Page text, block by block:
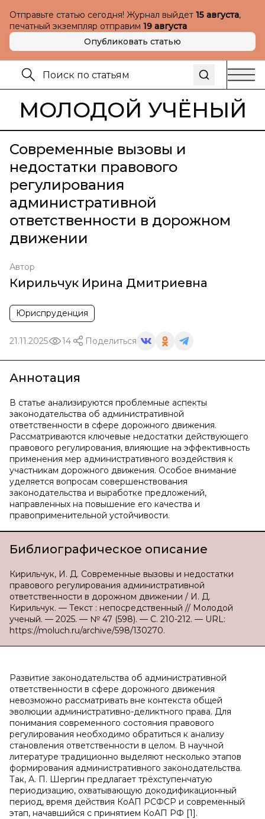
Отправьте статью сегодня! Журнал выйдет 15 августа,
печатный экземпляр отправим 19 августа
Опубликовать статью
МОЛОДОЙ УЧЁНЫЙ
Современные вызовы и
недостатки правового
регулирования
административной
ответственности в дорожном
движении
Автор
Кирильчук Ирина Дмитриевна
Юриспруденция
21.11.2025 14 Поделиться
Аннотация
В статье анализируются проблемные аспекты
законодательства об административной
ответственности в сфере дорожного движения.
Рассматриваются ключевые недостатки действующего
правового регулирования, влияющие на эффективность
применения мер административного воздействия к
участникам дорожного движения. Особое внимание
уделяется вопросам совершенствования
законодательства и выработке предложений,
направленных на повышение его качества и
правоприменительной устойчивости.
Библиографическое описание
Кирильчук, И. Д. Современные вызовы и недостатки
правового регулирования административной
ответственности в дорожном движении / И. Д.
Кирильчук. — Текст : непосредственный // Молодой
ученый. — 2025. — № 47 (598). — С. 210-212. — URL:
https://moluch.ru/archive/598/130270.
Развитие законодательства об административной
ответственности в сфере дорожного движения
невозможно рассматривать вне контекста общей
эволюции административно-деликтного права. Для
понимания современного состояния правового
регулирования необходимо обратиться к анализу
становления ответственности в целом. В научной
литературе традиционно выделяют несколько этапов
формирования административного законодательства.
Так, А. П. Шергин предлагает трёхступенчатую
периодизацию, охватывающую докодификационный
период, время действия КоАП РСФСР и современный
этап, начавшийся с принятием КоАП РФ [1].